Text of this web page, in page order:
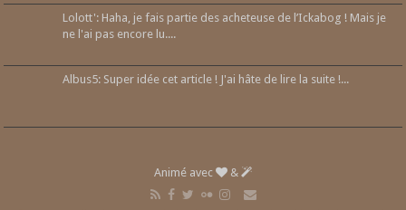
Lolott': Haha, je fais partie des acheteuse de l’Ickabog ! Mais je
ne l'ai pas encore lu....
Albus5: Super idée cet article ! J'ai hâte de lire la suite !...
Animé avec &